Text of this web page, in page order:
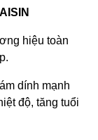
hiệu toàn
dính mạnh
độ, tăng tuổi